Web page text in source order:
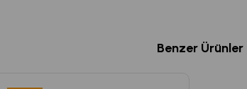
Benzer Ürünler